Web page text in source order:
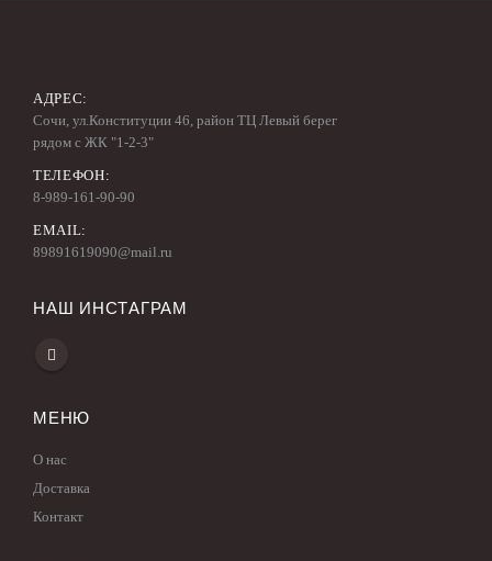
АДРЕС:
Сочи, ул.Конституции 46, район ТЦ Левый берег
рядом с ЖК "1-2-3"
ТЕЛЕФОН:
8-989-161-90-90
EMAIL:
89891619090@mail.ru
НАШ ИНСТАГРАМ
МЕНЮ
О нас
Доставка
Контакт